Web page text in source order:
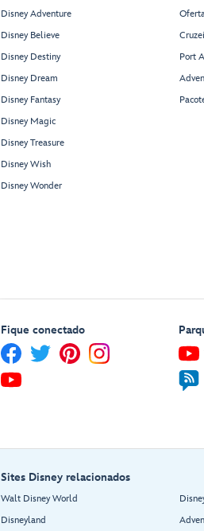
Disney Adventure
Disney Believe
Disney Destiny
Disney Dream
Disney Fantasy
Disney Magic
Disney Treasure
Disney Wish
Disney Wonder
Port
Fique conectado
Sites Disney relacionados
Walt Disney World
Disneyland